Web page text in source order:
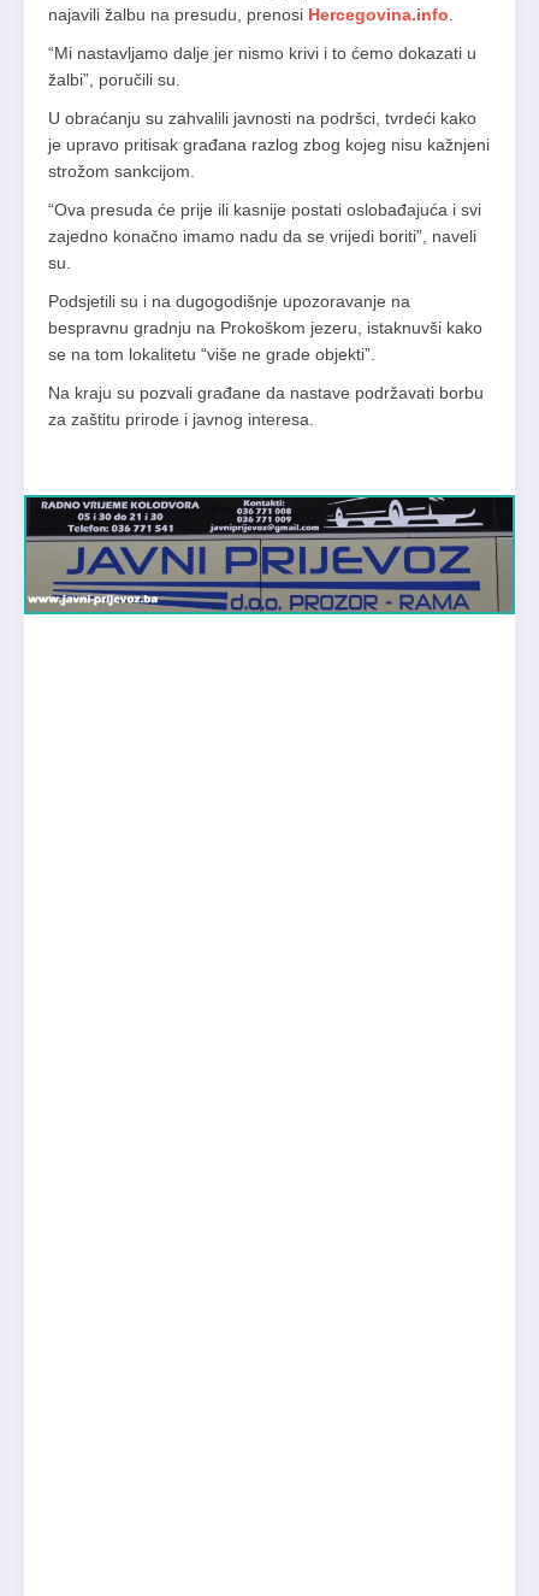
najavili žalbu na presudu, prenosi Hercegovina.info
“Mi nastavljamo dalje jer nismo krivi i to ćemo dokazati u
žalbi”, poručili su.
U obraćanju su zahvalili javnosti na podršci, tvrdeći kako
je upravo pritisak građana razlog zbog kojeg nisu kažnjeni
strožom sankcijom.
“Ova presuda će prije ili kasnije postati oslobađajuća i svi
zajedno konačno imamo nadu da se vrijedi boriti”, naveli
su.
Podsjetili su i na dugogodišnje upozoravanje na
bespravnu gradnju na Prokoškom jezeru, istaknuvši kako
se na tom lokalitetu “više ne grade objekti”.
Na kraju su pozvali građane da nastave podržavati borbu
za zaštitu prirode i javnog interesa.